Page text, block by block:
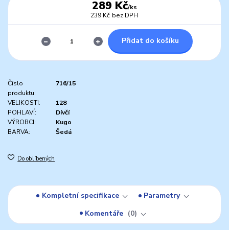
289 Kč/ks
239 Kč bez DPH
Přidat do košíku
Číslo
produktu:
716/15
VELIKOSTI:
128
POHLAVÍ:
Dívčí
VÝROBCI:
Kugo
BARVA:
Šedá
Do oblíbených
Kompletní specifikace
Parametry
Komentáře
0